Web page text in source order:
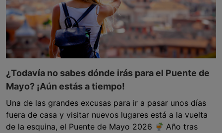
¿Todavía no sabes dónde irás para el Puente de
Mayo? ¡Aún estás a tiempo!
Una de las grandes excusas para ir a pasar unos días
fuera de casa y visitar nuevos lugares está a la vuelta
de la esquina, el Puente de Mayo 2026
Año tras